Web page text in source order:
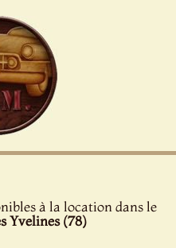
à la location dans le
Yvelines (78)